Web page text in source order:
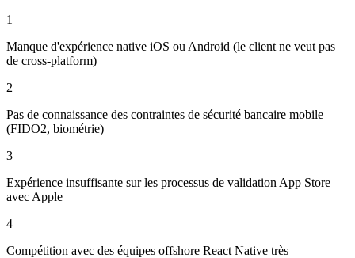
1
Manque d'expérience native iOS ou Android (le client ne veut pas
de cross-platform)
2
Pas de connaissance des contraintes de sécurité bancaire mobile
(FIDO2, biométrie)
3
Expérience insuffisante sur les processus de validation App Store
avec Apple
4
Compétition avec des équipes offshore React Native très